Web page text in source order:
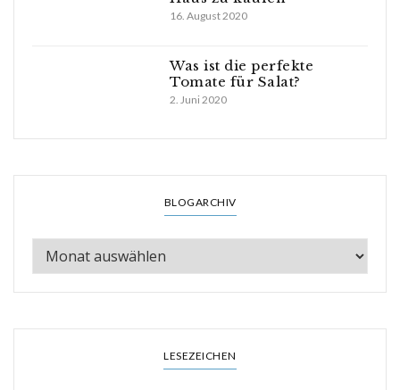
16. August 2020
Was ist die perfekte
Tomate für Salat?
2. Juni 2020
BLOGARCHIV
LESEZEICHEN